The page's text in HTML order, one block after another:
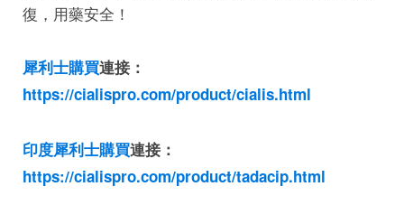
復，用藥安全！
犀利士購買連接：
https://cialispro.com/product/cialis.html
印度犀利士購買連接：
https://cialispro.com/product/tadacip.html